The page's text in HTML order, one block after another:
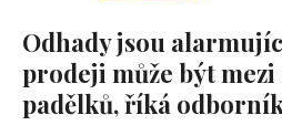
Odhady jsou
prodeji může být mezi
padělků, říká